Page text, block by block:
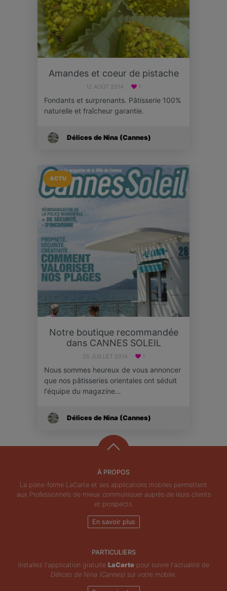
Amandes et coeur de pistache
12 AOÛT 2014 1
Fondants et surprenants. Pâtisserie 100%
naturelle et fraîcheur garantie.
Délices de Nina (Cannes)
ACTU
Notre boutique recommandée
dans CANNES SOLEIL
25 JUILLET 2014 1
Nous sommes heureux de vous annoncer
que nos pâtisseries orientales ont séduit
l'équipe du magazine…
Délices de Nina (Cannes)
À PROPOS
La plate-forme LaCarte et ses applications mobiles permettent
aux Professionnels de mieux communiquer auprès de leurs clients
et prospects.
En savoir plus
PARTICULIERS
Installez l'application gratuite LaCartepour suivre l'actualité de
Délices de Nina (Cannes) sur votre mobile.